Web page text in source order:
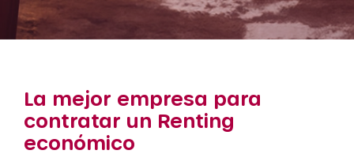
La mejor empresa para
contratar un Renting
económico